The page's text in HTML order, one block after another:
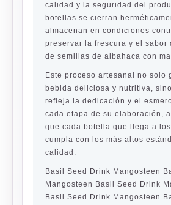
calidad y la seguridad del
botellas se cierran
almacenan en condiciones
preservar la frescura y el sabor
de semillas de albahaca con
Este proceso artesanal no solo
bebida deliciosa y nutritiva,
refleja la dedicación y el
cada etapa de su elaboración,
que cada botella que llega a
cumpla con los más altos
calidad.
Basil Seed Drink Mangosteen
Mangosteen Basil Seed Drink
Basil Seed Drink Mangosteen